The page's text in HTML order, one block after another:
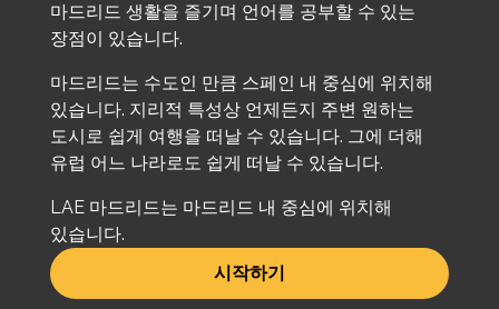
마드리드 생활을 즐기며 언어를 공부할 수 있는
장점이 있습니다.
마드리드는 수도인 만큼 스페인 내 중심에 위치해
있습니다. 지리적 특성상 언제든지 주변 원하는
도시로 쉽게 여행을 떠날 수 있습니다. 그에 더해
유럽 어느 나라로도 쉽게 떠날 수 있습니다.
LAE 마드리드는 마드리드 내 중심에 위치해
있습니다.
시작하기